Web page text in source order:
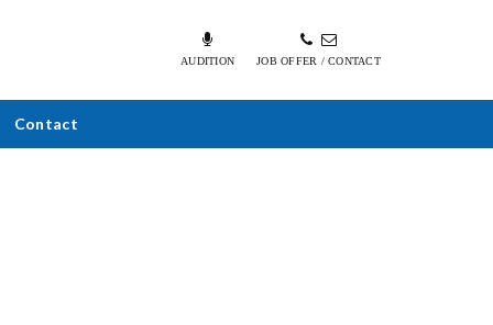
AUDITION JOB OFFER / CONTACT
Contact